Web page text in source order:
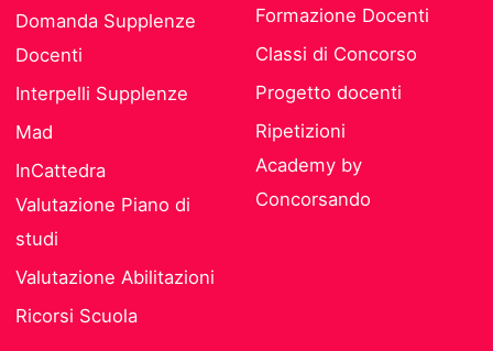
Domanda Supplenze
Docenti
Interpelli Supplenze
Mad
InCattedra
Valutazione Piano di
studi
Valutazione Abilitazioni
Ricorsi Scuola
Formazione Docenti
Classi di Concorso
Progetto docenti
Ripetizioni
Academy by
Concorsando